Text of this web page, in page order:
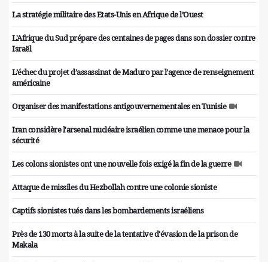
La stratégie militaire des Etats-Unis en Afrique de l’Ouest
L'Afrique du Sud prépare des centaines de pages dans son dossier contre
Israël
L’échec du projet d’assassinat de Maduro par l’agence de renseignement
américaine
Organiser des manifestations antigouvernementales en Tunisie
Iran considère l'arsenal nucléaire israélien comme une menace pour la
sécurité
Les colons sionistes ont une nouvelle fois exigé la fin de la guerre
Attaque de missiles du Hezbollah contre une colonie sioniste
Captifs sionistes tués dans les bombardements israéliens
Près de 130 morts à la suite de la tentative d'évasion de la prison de
Makala